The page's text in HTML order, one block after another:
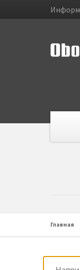
Главная